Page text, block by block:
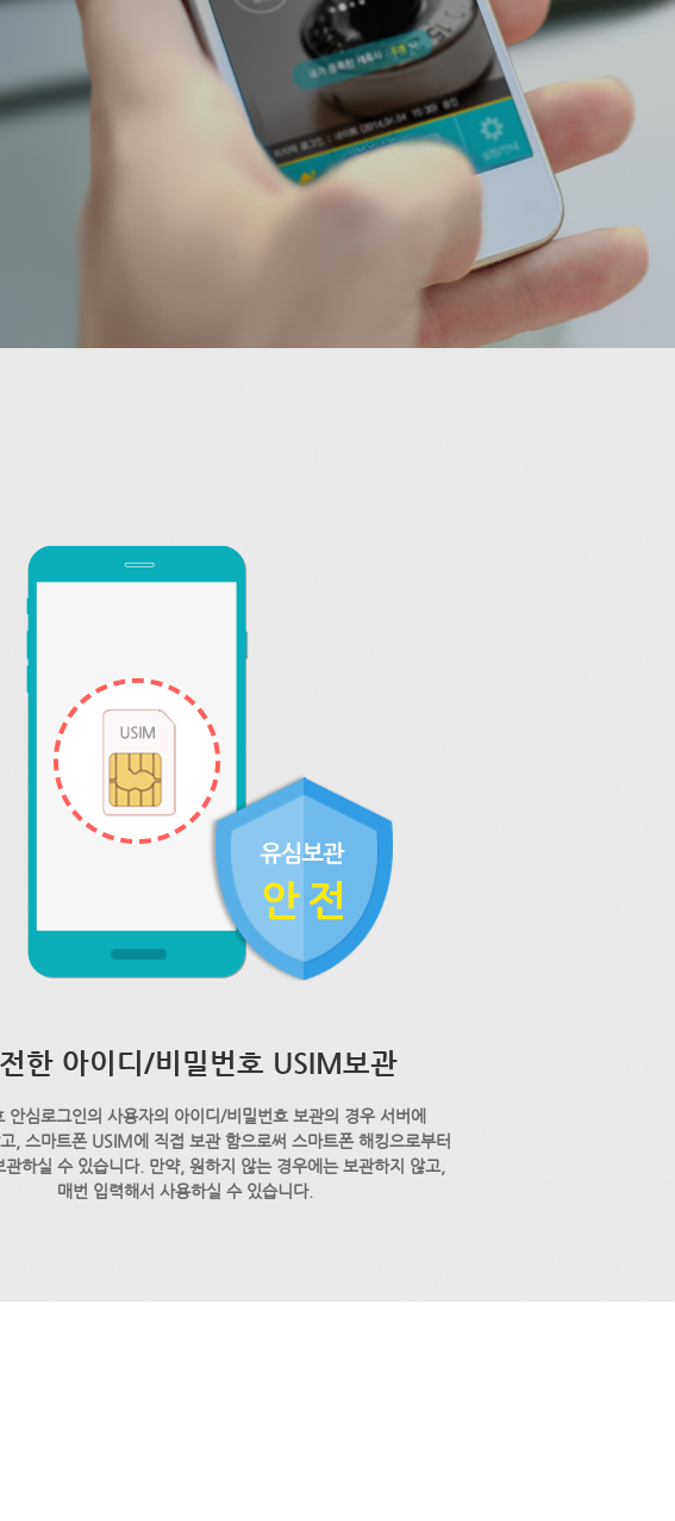
한 아이디/비밀번호 USIM보관
안심로그인의 사용자의 아이디/비밀번호 보관의 경우 서버에
, 스마트폰 USIM에 직접 보관 함으로써 스마트폰 해킹으로부터
관하실 수 있습니다. 만약, 원하지 않는 경우에는 보관하지 않고,
매번 입력해서 사용하실 수 있습니다.